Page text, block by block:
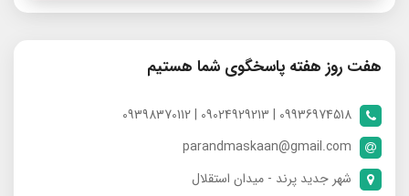
هفت روز هفته پاسخگوی شما هستیم
09936974518 | 09024929213 | 09398370112
parandmaskaan@gmail.com
شهر جدید پرند - میدان استقلال